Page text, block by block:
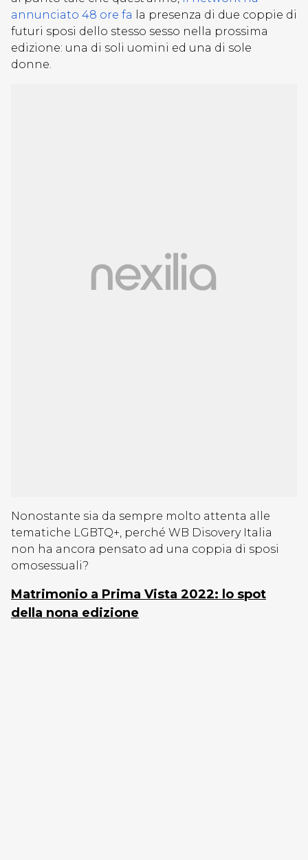
annunciato 48 ore fa
la presenza di due coppie di
futuri sposi dello stesso sesso nella prossima
edizione: una di soli uomini ed una di sole
donne.
Nonostante sia da sempre molto attenta alle
tematiche LGBTQ+, perché WB Disovery Italia
non ha ancora pensato ad una coppia di sposi
omosessuali?
Matrimonio a Prima Vista 2022: lo spot
della nona edizione